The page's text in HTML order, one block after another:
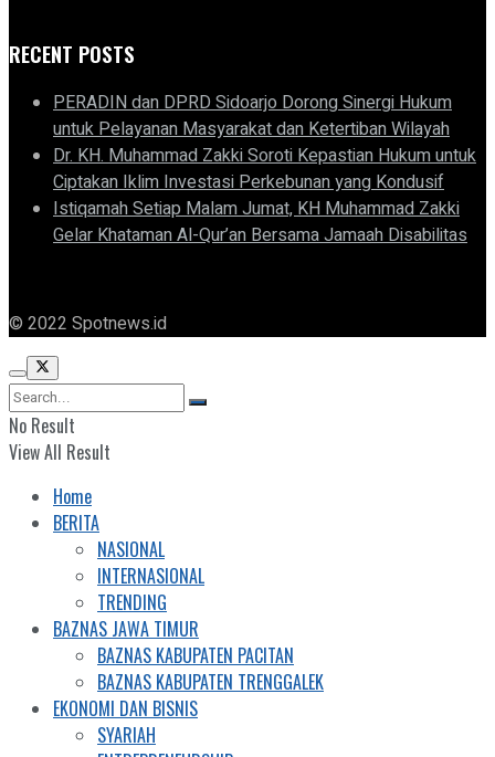
RECENT POSTS
PERADIN dan DPRD Sidoarjo Dorong Sinergi Hukum
untuk Pelayanan Masyarakat dan Ketertiban Wilayah
Dr. KH. Muhammad Zakki Soroti Kepastian Hukum untuk
Ciptakan Iklim Investasi Perkebunan yang Kondusif
Istiqamah Setiap Malam Jumat, KH Muhammad Zakki
Gelar Khataman Al-Qur’an Bersama Jamaah Disabilitas
© 2022 Spotnews.id
No Result
View All Result
Home
BERITA
NASIONAL
INTERNASIONAL
TRENDING
BAZNAS JAWA TIMUR
BAZNAS KABUPATEN PACITAN
BAZNAS KABUPATEN TRENGGALEK
EKONOMI DAN BISNIS
SYARIAH